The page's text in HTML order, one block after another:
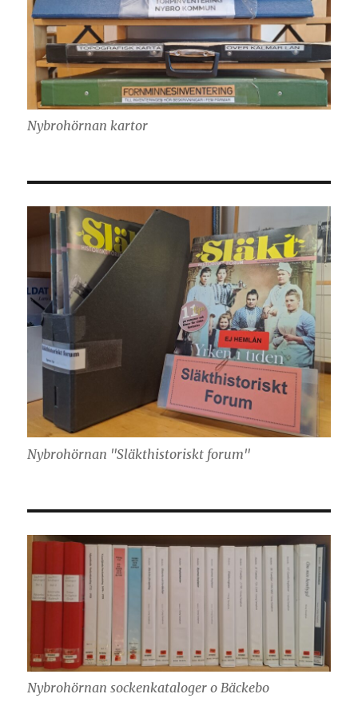
Nybrohörnan kartor
Nybrohörnan "Släkthistoriskt forum"
Nybrohörnan sockenkataloger o Bäckebo